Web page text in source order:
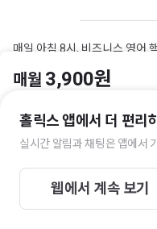
매일 아침 8시, 비즈니스 영어
으로) + corpus(몸)에서 왔어
적 의미였죠. 그런데 15세기
체'를 형성하는 것, 즉 법인 설
이 단어는 더 이상 잊히지 않습
이렇게어원 스토리 + 비즈니
매월 3,900원
홀릭스 앱에서 더 편리
실시간 알림과 채팅은 앱에서
웹에서 계속 보기